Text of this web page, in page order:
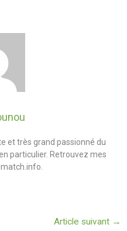
et très grand passionné du
particulier. Retrouvez mes
Article suivant →